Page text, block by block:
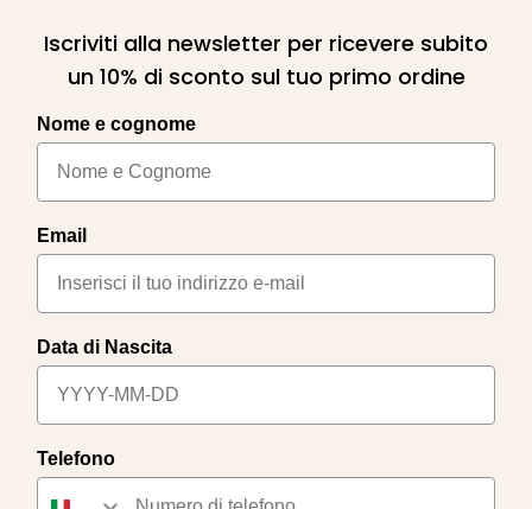
Iscriviti alla newsletter per ricevere subito
un 10% di sconto sul tuo primo ordine
Nome e cognome
Email
Data di Nascita
Telefono